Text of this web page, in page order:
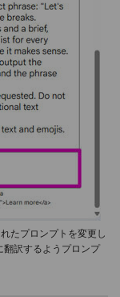
たプロンプトを変更し
翻訳するようプロンプ